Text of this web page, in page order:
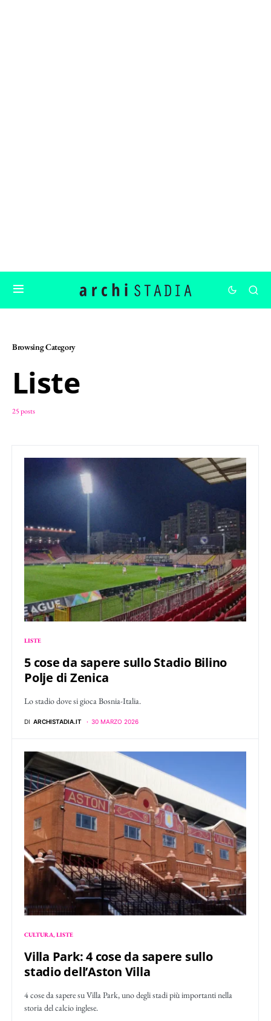
Browsing Category
Liste
25 posts
LISTE
5 cose da sapere sullo Stadio Bilino
Polje di Zenica
Lo stadio dove si gioca Bosnia-Italia.
DI ARCHISTADIA.IT 30 MARZO 2026
CULTURA LISTE
Villa Park: 4 cose da sapere sullo
stadio dell’Aston Villa
4 cose da sapere su Villa Park, uno degli stadi più importanti nella
storia del calcio inglese.